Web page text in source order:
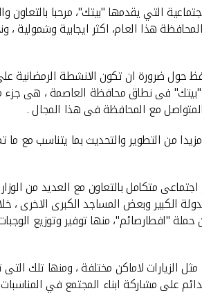
التي يقدمها "بيتك"، مرحبا بالتعاون
هذا العام، اكثر ايجابية وشمولية
ضرورة ان تكون الانشطة الرمضانية
"بيتك" فى نطاق محافظة العاصمة ، هى
مع المحافظة فى هذا المجال .
من التطوير والتحديث بما يتناسب مع ما
متكامل بالتعاون مع العديد من
الكبير وبعض المساجد الكبرى الاخرى ،
"افطارصائم"، منها توفير وتوزيع
الزيارات لاماكن مختلفة ، ومنها تلك
على مشاركة ابناء المجتمع في